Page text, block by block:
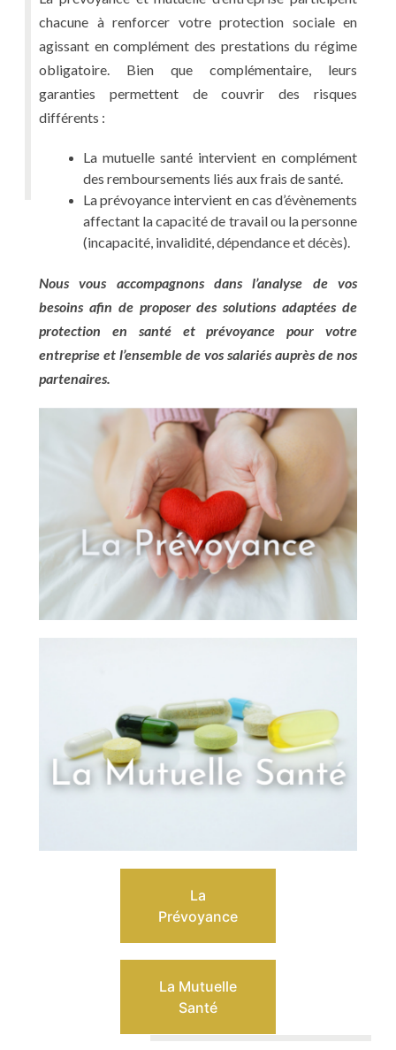
chacune à renforcer votre protection sociale en
agissant en complément des prestations du régime
obligatoire. Bien que complémentaire, leurs
garanties permettent de couvrir des risques
différents :
La mutuelle santé intervient en complément
des remboursements liés aux frais de santé.
La prévoyance intervient en cas d’évènements
affectant la capacité de travail ou la personne
(incapacité, invalidité, dépendance et décès).
Nous vous accompagnons dans l’analyse de vos
besoins afin de proposer des solutions adaptées de
protection en santé et prévoyance pour votre
entreprise et l’ensemble de vos salariés auprès de nos
partenaires.
La
Prévoyance
La Mutuelle
Santé